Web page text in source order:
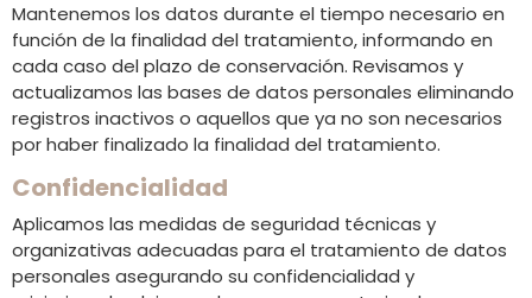
Mantenemos los datos durante el tiempo necesario en
función de la finalidad del tratamiento, informando en
cada caso del plazo de conservación. Revisamos y
actualizamos las bases de datos personales eliminando
registros inactivos o aquellos que ya no son necesarios
por haber finalizado la finalidad del tratamiento.
Confidencialidad
Aplicamos las medidas de seguridad técnicas y
organizativas adecuadas para el tratamiento de datos
personales asegurando su confidencialidad y